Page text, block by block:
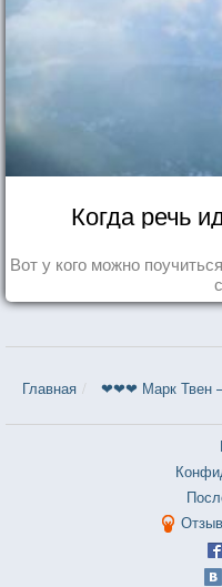
Когда речь
Вот у кого можно
Главная ❤❤❤ Марк Твен